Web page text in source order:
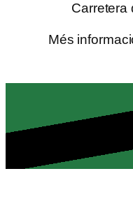
Carretera
Més